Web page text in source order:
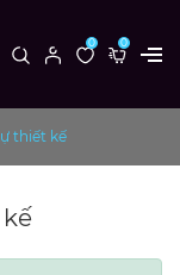
0 0
thiết kế